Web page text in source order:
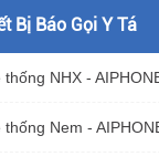
Bị Báo Gọi Y Tá
NHX -
Nem -